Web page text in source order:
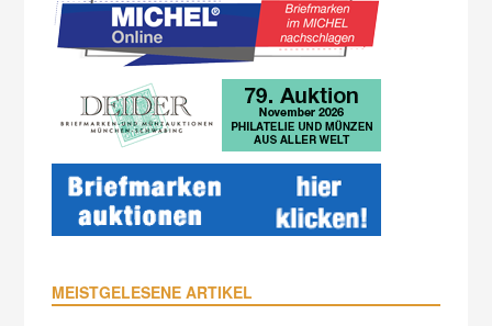
MEISTGELESENE ARTIKEL